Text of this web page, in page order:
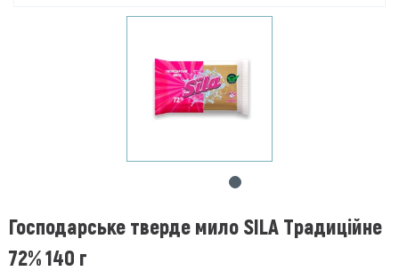
Господарське тверде мило SILA Традиційне
72% 140 г